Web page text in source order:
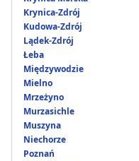
Krynica-Zdrój
Kudowa-Zdrój
Lądek-Zdrój
Łeba
Międzywodzie
Mielno
Mrzeżyno
Murzasichle
Muszyna
Niechorze
Poznań